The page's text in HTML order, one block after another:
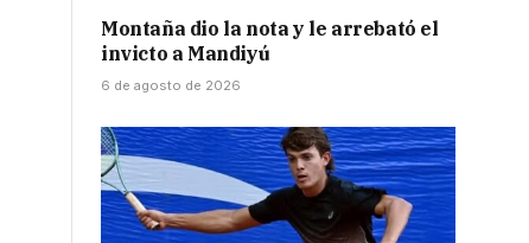
Montaña dio la nota y le arrebató el
invicto a Mandiyú
6 de agosto de 2026